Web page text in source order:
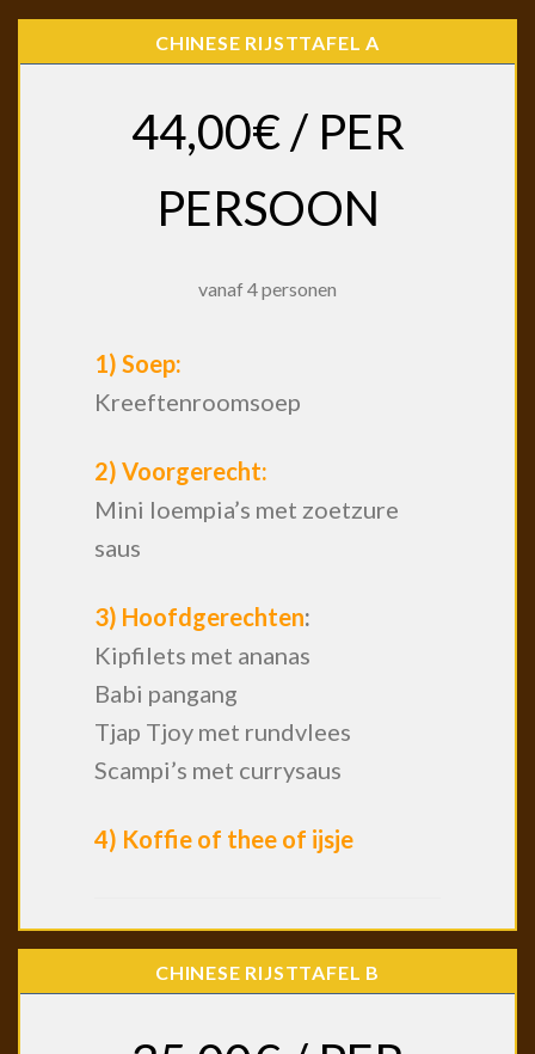
CHINESE RIJSTTAFEL A
44,00€ / PER
PERSOON
vanaf 4 personen
1) Soep:
Kreeftenroomsoep
2) Voorgerecht:
Mini loempia’s met zoetzure
saus
3) Hoofdgerechten:
Kipfilets met ananas
Babi pangang
Tjap Tjoy met rundvlees
Scampi’s met currysaus
4) Koffie of thee of ijsje
CHINESE RIJSTTAFEL B